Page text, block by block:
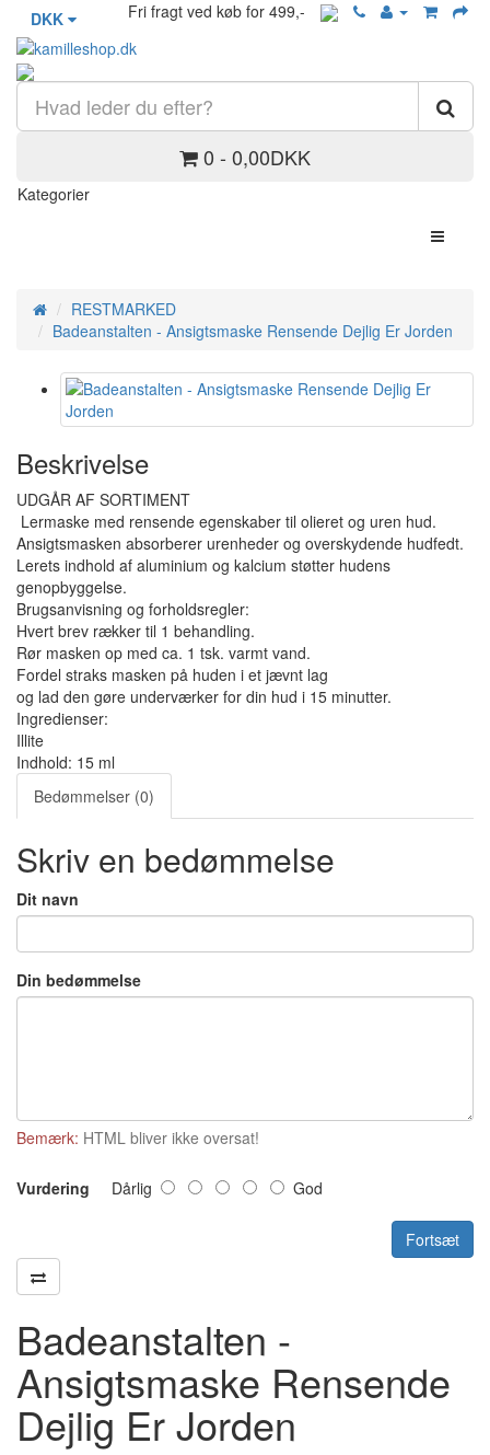
DKK Fri fragt ved køb for 499,-
0 - 0,00DKK
Kategorier
RESTMARKED
Badeanstalten - Ansigtsmaske Rensende Dejlig Er Jorden
Beskrivelse
UDGÅR AF SORTIMENT
Lermaske med rensende egenskaber til olieret og uren hud.
Ansigtsmasken absorberer urenheder og overskydende hudfedt.
Lerets indhold af aluminium og kalcium støtter hudens
genopbyggelse.
Brugsanvisning og forholdsregler:
Hvert brev rækker til 1 behandling.
Rør masken op med ca. 1 tsk. varmt vand.
Fordel straks masken på huden i et jævnt lag
og lad den gøre underværker for din hud i 15 minutter.
Ingredienser:
Illite
Indhold: 15 ml
Bedømmelser (0)
Skriv en bedømmelse
Dit navn
Din bedømmelse
Bemærk: HTML bliver ikke oversat!
Vurdering Dårlig God
Fortsæt
Badeanstalten -
Ansigtsmaske Rensende
Dejlig Er Jorden